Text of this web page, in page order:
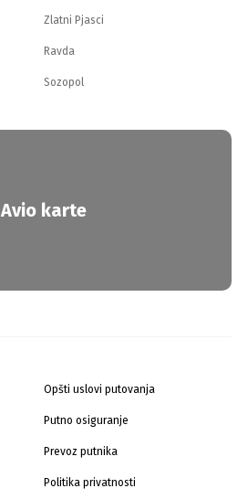
Zlatni Pjasci
Ravda
Sozopol
Avio karte
Opšti uslovi putovanja
Putno osiguranje
Prevoz putnika
Politika privatnosti